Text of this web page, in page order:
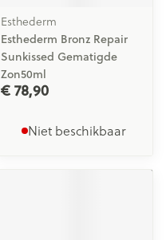
Esthederm
Esthederm Bronz Repair
Sunkissed Gematigde
Zon50ml
€ 78,90
Niet beschikbaar